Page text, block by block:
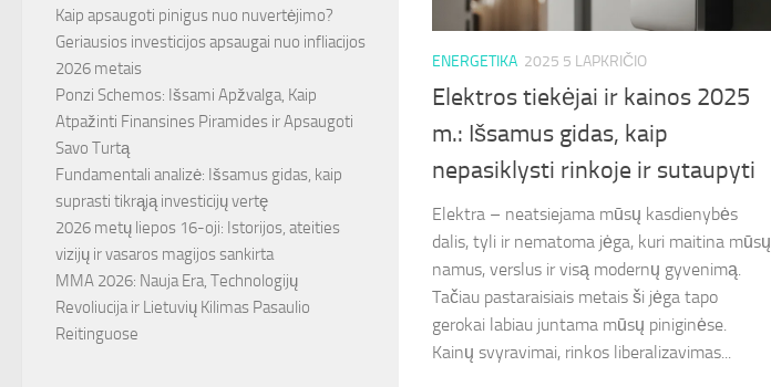
ENERGETIKA 2025 5 LAPKRIČIO
Elektros tiekėjai ir kainos 2025
m.: Išsamus gidas, kaip
nepasiklysti rinkoje ir sutaupyti
Elektra – neatsiejama mūsų kasdienybės
dalis, tyli ir nematoma jėga, kuri maitina mūsų
namus, verslus ir visą modernų gyvenimą.
Tačiau pastaraisiais metais ši jėga tapo
gerokai labiau juntama mūsų piniginėse.
Kainų svyravimai, rinkos liberalizavimas...
Kaip apsaugoti pinigus nuo nuvertėjimo?
Geriausios investicijos apsaugai nuo infliacijos
2026 metais
Ponzi Schemos: Išsami Apžvalga, Kaip
Atpažinti Finansines Piramides ir Apsaugoti
Savo Turtą
Fundamentali analizė: Išsamus gidas, kaip
suprasti tikrąją investicijų vertę
2026 metų liepos 16-oji: Istorijos, ateities
vizijų ir vasaros magijos sankirta
MMA 2026: Nauja Era, Technologijų
Revoliucija ir Lietuvių Kilimas Pasaulio
Reitinguose